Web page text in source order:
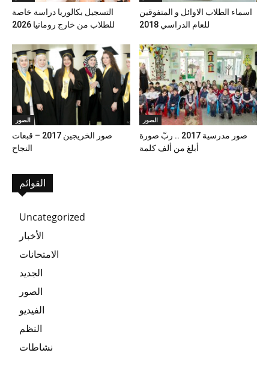
التسجيل بكالوريا دراسة خاصة
للطلاب من خارج رومانيا 2026
اسماء الطلاب الاوائل و المتفوقين
للعام الدراسي 2018
الصور
صور الخريجين 2017 – قبعات
النجاح
الصور
صور مدرسية 2017 .. ربّ صورة
أبلغ من ألف كلمة
القوائم
Uncategorized
الأخبار
الامتحانات
الجديد
الصور
الفيديو
النظم
نشاطات